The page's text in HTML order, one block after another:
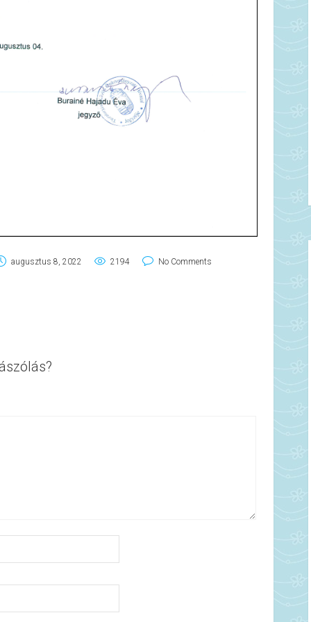
augusztus 8, 2022 2194 No Comments